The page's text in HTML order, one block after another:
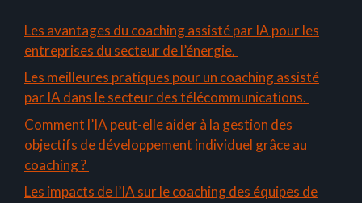
Les avantages du coaching assisté par IA pour les
entreprises du secteur de l’énergie.
Les meilleures pratiques pour un coaching assisté
par IA dans le secteur des télécommunications.
Comment l’IA peut-elle aider à la gestion des
objectifs de développement individuel grâce au
coaching ?
Les impacts de l’IA sur le coaching des équipes de